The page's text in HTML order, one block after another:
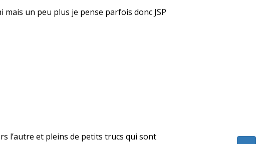
un peu plus je pense parfois donc JSP
l’autre et pleins de petits trucs qui sont